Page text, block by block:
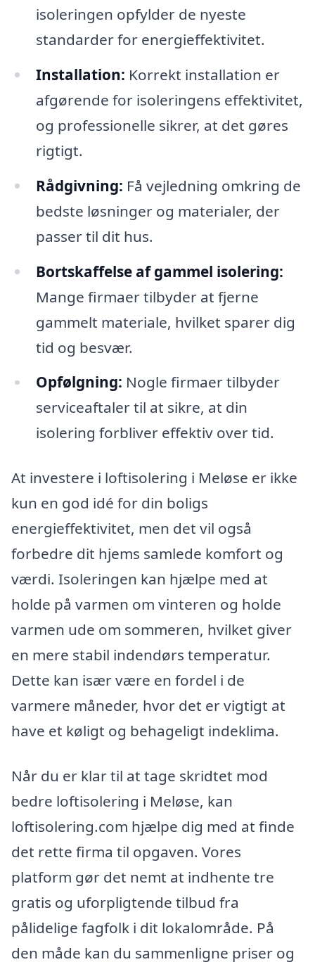
isoleringen opfylder de nyeste
standarder for energieffektivitet.
Installation: Korrekt installation er
afgørende for isoleringens effektivitet,
og professionelle sikrer, at det gøres
rigtigt.
Rådgivning: Få vejledning omkring de
bedste løsninger og materialer, der
passer til dit hus.
Bortskaffelse af gammel isolering:
Mange firmaer tilbyder at fjerne
gammelt materiale, hvilket sparer dig
tid og besvær.
Opfølgning: Nogle firmaer tilbyder
serviceaftaler til at sikre, at din
isolering forbliver effektiv over tid.
At investere i loftisolering i Meløse er ikke
kun en god idé for din boligs
energieffektivitet, men det vil også
forbedre dit hjems samlede komfort og
værdi. Isoleringen kan hjælpe med at
holde på varmen om vinteren og holde
varmen ude om sommeren, hvilket giver
en mere stabil indendørs temperatur.
Dette kan især være en fordel i de
varmere måneder, hvor det er vigtigt at
have et køligt og behageligt indeklima.
Når du er klar til at tage skridtet mod
bedre loftisolering i Meløse, kan
loftisolering.com hjælpe dig med at finde
det rette firma til opgaven. Vores
platform gør det nemt at indhente tre
gratis og uforpligtende tilbud fra
pålidelige fagfolk i dit lokalområde. På
den måde kan du sammenligne priser og